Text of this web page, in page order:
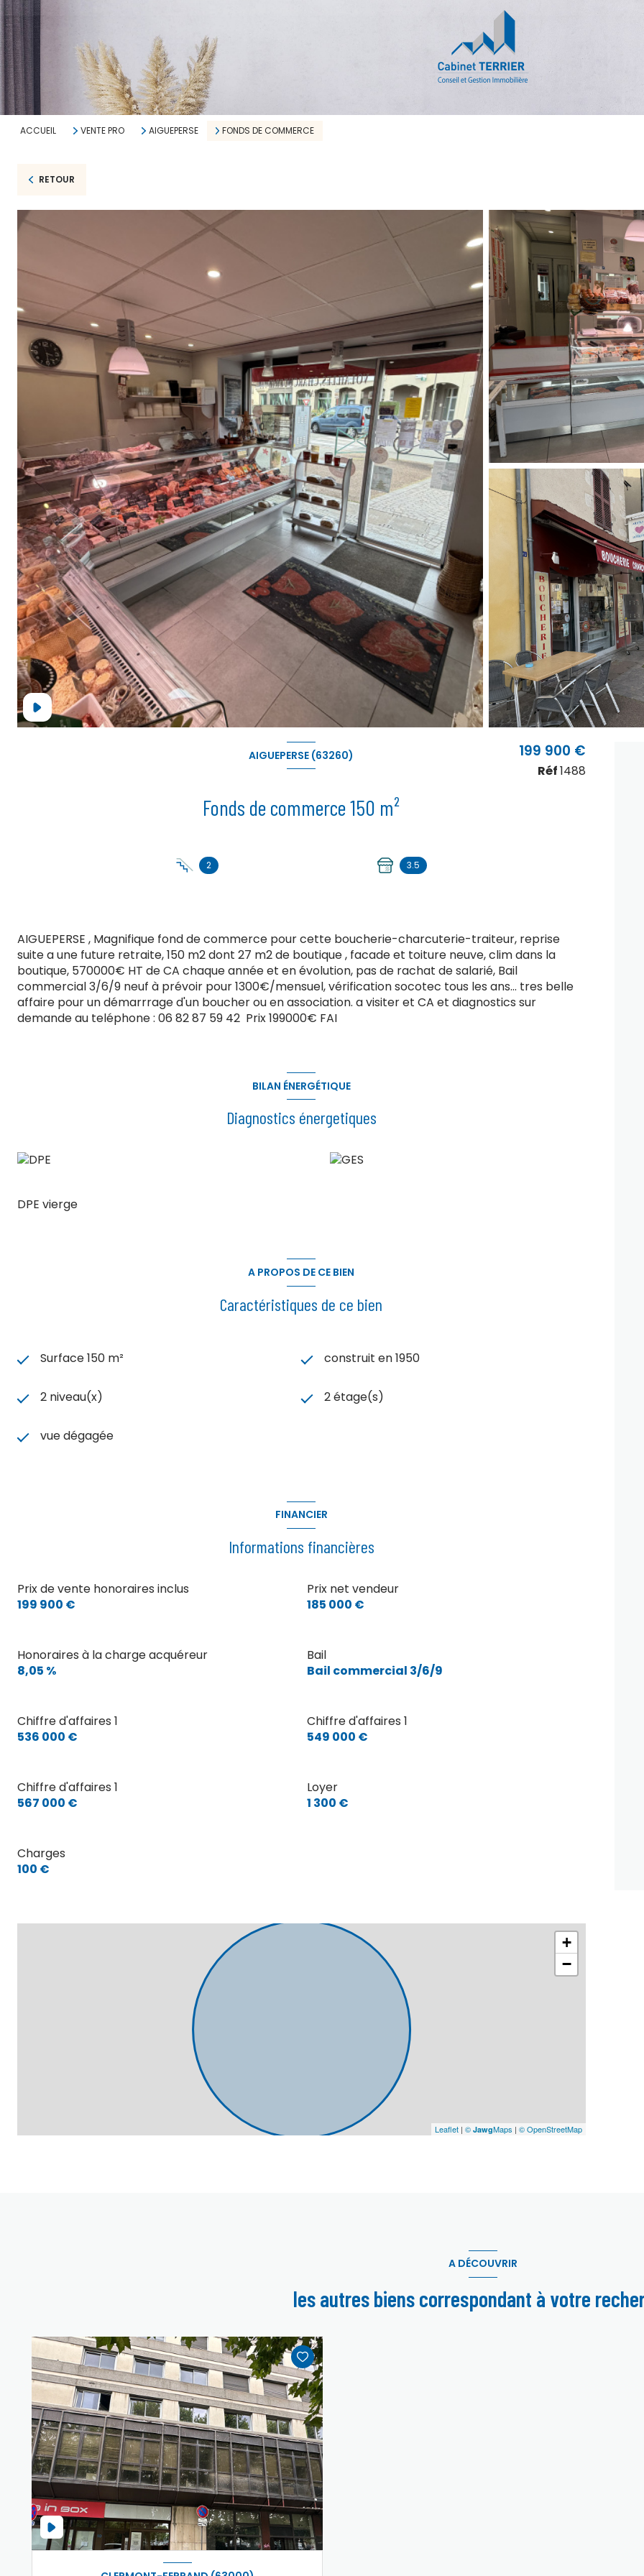
ACCUEIL VENTE PRO AIGUEPERSE FONDS DE COMMERCE
RETOUR
AIGUEPERSE (63260)
Fonds de commerce 150 m²
2 3.5
199 900 €
Réf1488
AIGUEPERSE , Magnifique fond de commerce pour cette boucherie-charcuterie-traiteur, reprise
suite a une future retraite, 150 m2 dont 27 m2 de boutique , facade et toiture neuve, clim dans la
boutique, 570000€ HT de CA chaque année et en évolution, pas de rachat de salarié, Bail
commercial 3/6/9 neuf à prévoir pour 1300€/mensuel, vérification socotec tous les ans... tres belle
affaire pour un démarrrage d'un boucher ou en association. a visiter et CA et diagnostics sur
demande au teléphone : 06 82 87 59 42 Prix 199000€ FAI
BILAN ÉNERGÉTIQUE
Diagnostics énergetiques
DPE vierge
A PROPOS DE CE BIEN
Caractéristiques de ce bien
Surface 150 m² construit en 1950
2 niveau(x) 2 étage(s)
vue dégagée
FINANCIER
Informations financières
Prix de vente honoraires inclus
199 900 €
Prix net vendeur
185 000 €
Honoraires à la charge acquéreur
8,05 %
Charges
100 €
Bail
Bail commercial 3/6/9
Chiffre d'affaires 1
536 000 €
Chiffre d'affaires 1
549 000 €
Chiffre d'affaires 1
567 000 €
Loyer
1 300 €
+
−
Leaflet| © JawgMaps | © OpenStreetMap
A DÉCOUVRIR
les autres biens correspondant à votre